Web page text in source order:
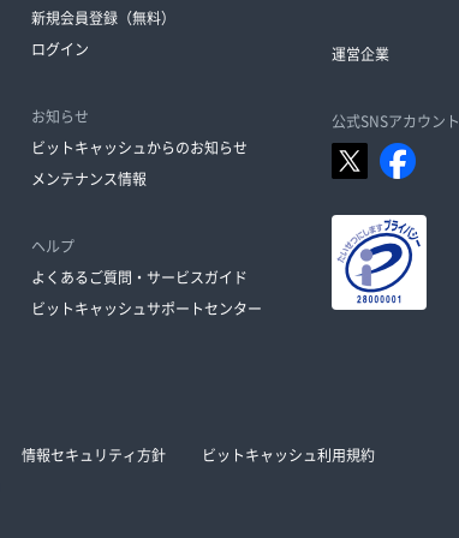
新規会員登録（無料）
ログイン
お知らせ
ビットキャッシュからのお知らせ
メンテナンス情報
ヘルプ
よくあるご質問・サービスガイド
ビットキャッシュサポートセンター
運営企業
公式SNSアカウント
情報セキュリティ方針 ビットキャッシュ利用規約